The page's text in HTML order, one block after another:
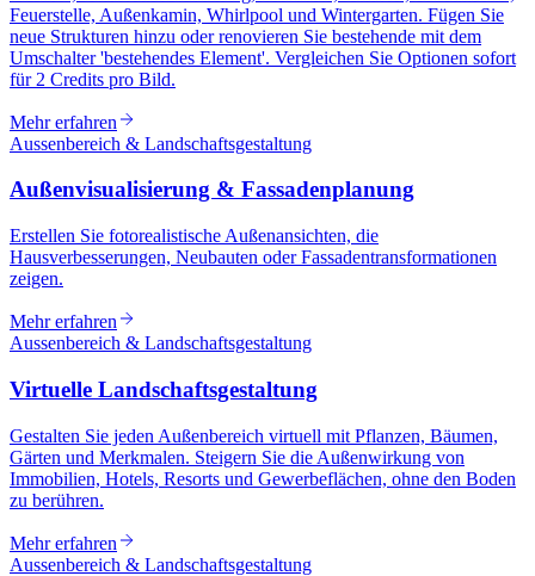
Feuerstelle, Außenkamin, Whirlpool und Wintergarten. Fügen Sie
neue Strukturen hinzu oder renovieren Sie bestehende mit dem
Umschalter 'bestehendes Element'. Vergleichen Sie Optionen sofort
für 2 Credits pro Bild.
Mehr erfahren
Aussenbereich & Landschaftsgestaltung
Außenvisualisierung & Fassadenplanung
Erstellen Sie fotorealistische Außenansichten, die
Hausverbesserungen, Neubauten oder Fassadentransformationen
zeigen.
Mehr erfahren
Aussenbereich & Landschaftsgestaltung
Virtuelle Landschaftsgestaltung
Gestalten Sie jeden Außenbereich virtuell mit Pflanzen, Bäumen,
Gärten und Merkmalen. Steigern Sie die Außenwirkung von
Immobilien, Hotels, Resorts und Gewerbeflächen, ohne den Boden
zu berühren.
Mehr erfahren
Aussenbereich & Landschaftsgestaltung